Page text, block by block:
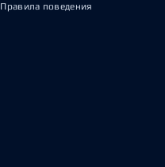
Правила поведения